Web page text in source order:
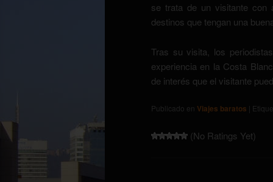
se trata de un visitante con
destinos que tengan una
Tras su visita, los
experiencia en la Costa
de interés que el visitante
Publicado en Viajes baratos
(No Ratings Yet)